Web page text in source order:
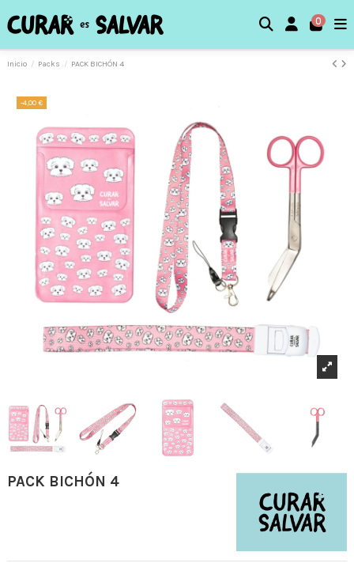
0
Inicio Packs PACK BICHÓN 4
-4,00 €
PACK BICHÓN 4